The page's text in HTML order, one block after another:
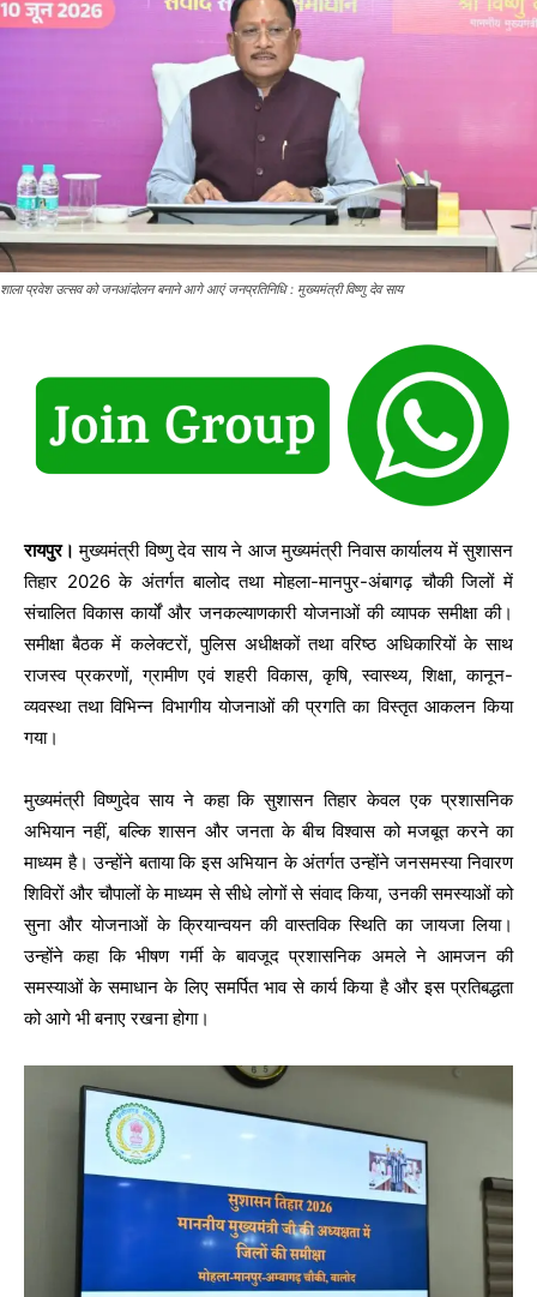
शाला प्रवेश उत्सव को जनआंदोलन बनाने आगे आएं जनप्रतिनिधि : मुख्यमंत्री विष्णु देव साय
रायपुर। मुख्यमंत्री विष्णु देव साय ने आज मुख्यमंत्री निवास कार्यालय में सुशासन
तिहार 2026 के अंतर्गत बालोद तथा मोहला-मानपुर-अंबागढ़ चौकी जिलों में
संचालित विकास कार्यों और जनकल्याणकारी योजनाओं की व्यापक समीक्षा की।
समीक्षा बैठक में कलेक्टरों, पुलिस अधीक्षकों तथा वरिष्ठ अधिकारियों के साथ
राजस्व प्रकरणों, ग्रामीण एवं शहरी विकास, कृषि, स्वास्थ्य, शिक्षा, कानून-
व्यवस्था तथा विभिन्न विभागीय योजनाओं की प्रगति का विस्तृत आकलन किया
गया।
मुख्यमंत्री विष्णुदेव साय ने कहा कि सुशासन तिहार केवल एक प्रशासनिक
अभियान नहीं, बल्कि शासन और जनता के बीच विश्वास को मजबूत करने का
माध्यम है। उन्होंने बताया कि इस अभियान के अंतर्गत उन्होंने जनसमस्या निवारण
शिविरों और चौपालों के माध्यम से सीधे लोगों से संवाद किया, उनकी समस्याओं को
सुना और योजनाओं के क्रियान्वयन की वास्तविक स्थिति का जायजा लिया।
उन्होंने कहा कि भीषण गर्मी के बावजूद प्रशासनिक अमले ने आमजन की
समस्याओं के समाधान के लिए समर्पित भाव से कार्य किया है और इस प्रतिबद्धता
को आगे भी बनाए रखना होगा।